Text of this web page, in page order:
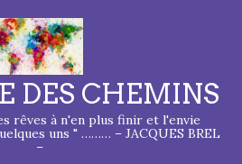
DES CHEMINS
rêves à n'en plus finir et l'envie
uns " ……… – JACQUES BREL
–